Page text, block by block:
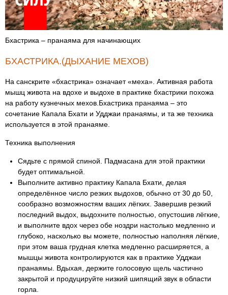
Бхастрика – пранаяма для начинающих
БХАСТРИКА.(ДЫХАНИЕ МЕХОВ)
На санскрите «бхастрика» означает «меха». Активная работа
мышц живота на вдохе и выдохе в практике бхастрики похожа
на работу кузнечных мехов.Бхастрика пранаяма – это
сочетание Капала Бхати и Удджаи пранаямы, и та же техника
используется в этой пранаяме.
Техника выполнения
Сядьте с прямой спиной. Падмасана для этой практики
будет оптимальной.
Выполните активно практику Капала Бхати, делая
определённое число резких выдохов, обычно от 30 до 50,
сообразно возможностям ваших лёгких. Завершив резкий
последний выдох, выдохните полностью, опустошив лёгкие,
и выполните вдох через обе ноздри настолько медленно и
глубоко, насколько вы можете, полностью наполняя лёгкие,
при этом ваша грудная клетка медленно расширяется, а
мышцы живота контролируются как в практике Удджаи
пранаямы. Вдыхая, держите голосовую щель частично
закрытой и продуцируйте низкий шипящий звук в области
горла.